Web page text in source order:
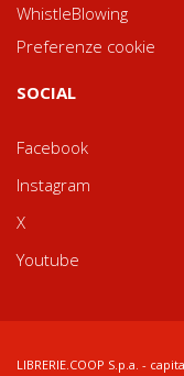
WhistleBlowing
Preferenze cookie
SOCIAL
Facebook
Instagram
X
Youtube
LIBRERIE.COOP S.p.a. -